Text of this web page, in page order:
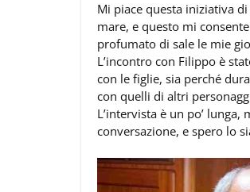
Mi piace questa iniziativa
mare, e questo mi
profumato di sale le mie
L’incontro con Filippo è
con le figlie, sia perché
con quelli di altri
L’intervista è un po’
conversazione, e spero lo